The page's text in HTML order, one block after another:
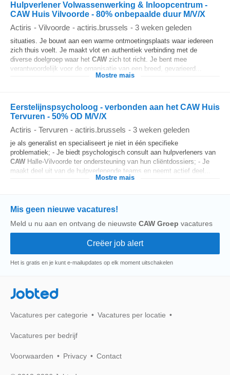
Hulpverlener Volwassenwerking & Inloopcentrum -
CAW Huis Vilvoorde - 80% onbepaalde duur M/V/X
Actiris - Vilvoorde - actiris.brussels - 3 weken geleden
situaties. Je bouwt aan een warme ontmoetingsplaats waar iedereen
zich thuis voelt. Je maakt vlot en authentiek verbinding met de
diverse doelgroep waar het CAW zich tot richt. Je bent mee
verantwoordelijk voor de organisatie van een breed, gevarieerd...
Mostre mais
Eerstelijnspsycholoog - verbonden aan het CAW Huis
Tervuren - 50% OD M/V/X
Actiris - Tervuren - actiris.brussels - 3 weken geleden
je als generalist en specialiseert je niet in één specifieke
problematiek; - Je biedt psychologisch consult aan hulpverleners van
CAW Halle-Vilvoorde ter ondersteuning van hun cliëntdossiers; - Je
maakt deel uit van de hulpverlenende teams en neemt actief deel...
Mostre mais
Mis geen nieuwe vacatures!
Meld u nu aan en ontvang de nieuwste CAW Groep vacatures
Het is gratis en je kunt e-mailupdates op elk moment uitschakelen
Jobted
Vacatures per categorie Vacatures per locatie
Vacatures per bedrijf
Voorwaarden Privacy Contact